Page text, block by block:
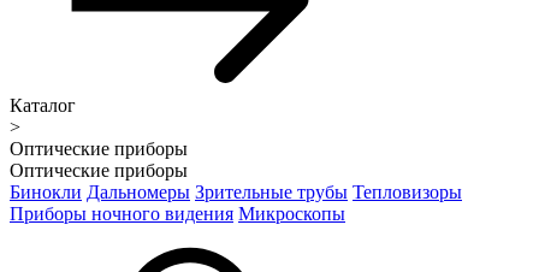
Каталог
>
Оптические приборы
Оптические приборы
Бинокли Дальномеры Зрительные трубы Тепловизоры
Приборы ночного видения Микроскопы